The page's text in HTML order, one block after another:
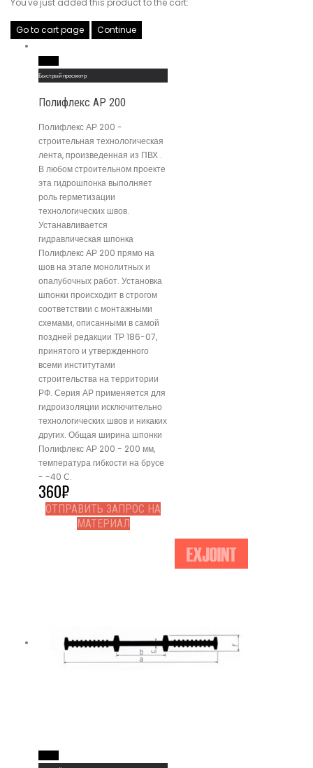
You've just added this product to the cart:
Go to cart page Continue
Быстрый просмотр
Полифлекс АР 200
Полифлекс АР 200 -
строительная технологическая
лента, произведенная из ПВХ .
В любом строительном проекте
эта гидрошпонка выполняет
роль герметизации
технологических швов.
Устанавливается
гидравлическая шпонка
Полифлекс АР 200 прямо на
шов на этапе монолитных и
опалубочных работ. Установка
шпонки происходит в строгом
соответствии с монтажными
схемами, описанными в самой
поздней редакции ТР 186-07,
принятого и утвержденного
всеми институтами
строительства на территории
РФ. Серия АР применяется для
гидроизоляции исключительно
технологических швов и никаких
других. Общая ширина шпонки
Полифлекс АР 200 - 200 мм,
температура гибкости на брусе
- -40 С.
360₽
ОТПРАВИТЬ ЗАПРОС НА
МАТЕРИАЛ